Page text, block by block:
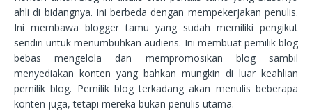
ahli di bidangnya. Ini berbeda dengan mempekerjakan penulis.
Ini membawa blogger tamu yang sudah memiliki pengikut
sendiri untuk menumbuhkan audiens. Ini membuat pemilik blog
bebas mengelola dan mempromosikan blog sambil
menyediakan konten yang bahkan mungkin di luar keahlian
pemilik blog. Pemilik blog terkadang akan menulis beberapa
konten juga, tetapi mereka bukan penulis utama.